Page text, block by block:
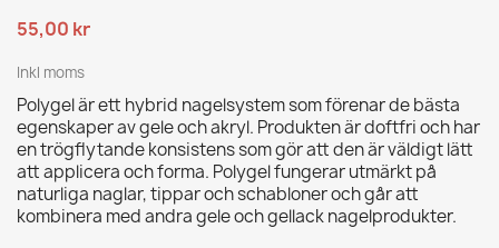
55,00 kr
Inkl moms
Polygel är ett hybrid nagelsystem som förenar de bästa
egenskaper av gele och akryl. Produkten är doftfri och har
en trögflytande konsistens som gör att den är väldigt lätt
att applicera och forma. Polygel fungerar utmärkt på
naturliga naglar, tippar och schabloner och går att
kombinera med andra gele och gellack nagelprodukter.